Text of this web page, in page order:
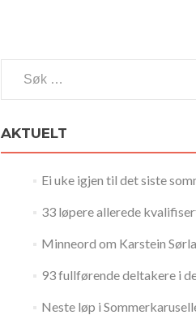
etter:
AKTUELT
Ei uke igjen til det siste
33 løpere allerede
Minneord om Karstein
93 fullførende deltakere i
Neste løp i